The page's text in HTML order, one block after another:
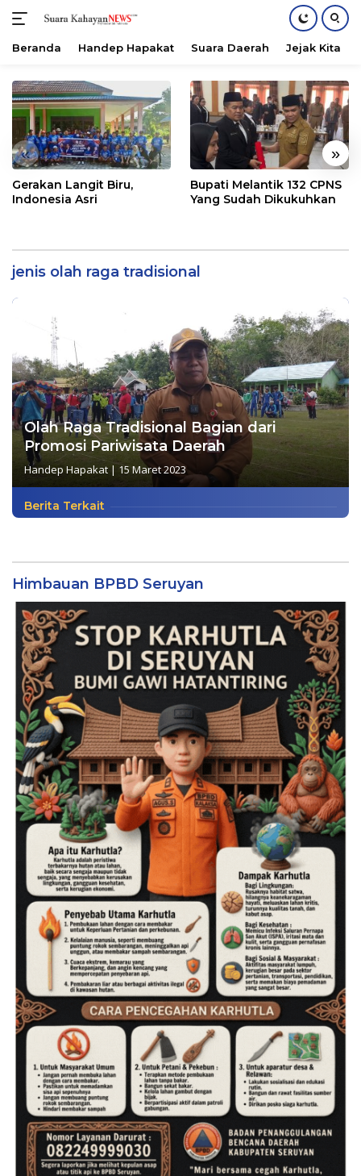
konten
Beranda Handep Hapakat Suara Daerah Jejak Kita
« »
Gerakan Langit Biru,
Indonesia Asri
Bupati Melantik 132 CPNS
Yang Sudah Dikukuhkan
jenis olah raga tradisional
Olah Raga Tradisional Bagian dari
Promosi Pariwisata Daerah
Handep Hapakat | 15 Maret 2023
Berita Terkait
Himbauan BPBD Seruyan